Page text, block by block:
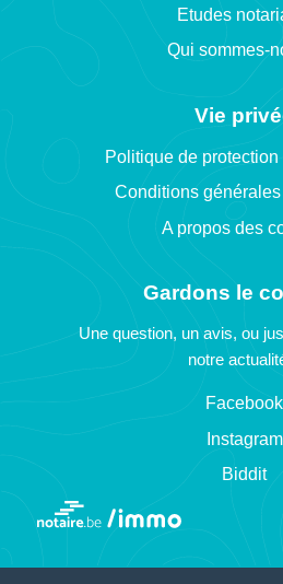
Etudes
Qui sommes-
Vie
Politique de
Conditions générales
A propos des
Gardons le
Une question, un avis, ou
notre
Facebook
Instagram
Biddit